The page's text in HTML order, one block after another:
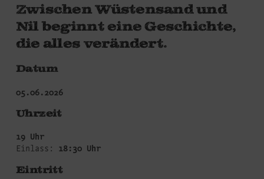
Zwischen Wüstensand und
Nil beginnt eine Geschichte,
die alles verändert.
Datum
05.06.2026
Uhrzeit
19 Uhr
Einlass: 18:30 Uhr
Eintritt